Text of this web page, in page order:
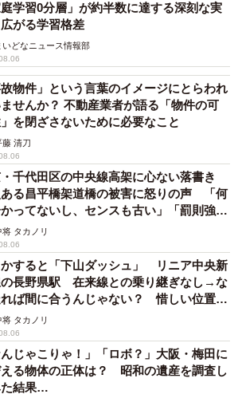
庭学習0分層」が約半数に達する深刻な実
がる学習格差
いどなニュース情報部
故物件」という言葉のイメージにとらわれ
せんか？ 不動産業者が語る「物件の可
を閉ざさないために必要なこと
藤 清刀
千代田区の中央線高架に心ない落書き
る昌平橋架道橋の被害に怒りの声 「何
ってないし、センスも古い」「罰則強化
将 タカノリ
かすると「下山ダッシュ」 リニア中央新
長野県駅 在来線との乗り継ぎなし→な
れば間に合うんじゃない？ 惜しい位置関
響
将 タカノリ
んじゃこりゃ！」「ロボ？」大阪・梅田に
る物体の正体は？ 昭和の遺産を調査し
結果…